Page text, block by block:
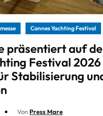
Cannes Yachting Festival
präsentiert auf
Festival
Stabilisierung
Von Press Mare